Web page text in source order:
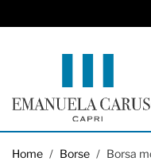
Home / Borse / Borsa